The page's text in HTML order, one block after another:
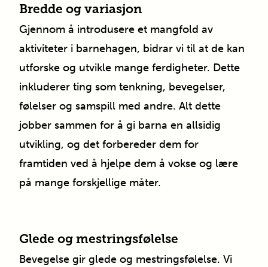
Bredde og variasjon
Gjennom å introdusere et mangfold av
aktiviteter i barnehagen, bidrar vi til at de kan
utforske og utvikle mange ferdigheter. Dette
inkluderer ting som tenkning, bevegelser,
følelser og samspill med andre. Alt dette
jobber sammen for å gi barna en allsidig
utvikling, og det forbereder dem for
framtiden ved å hjelpe dem å vokse og lære
på mange forskjellige måter.
Glede og mestringsfølelse
Bevegelse gir glede og mestringsfølelse. Vi